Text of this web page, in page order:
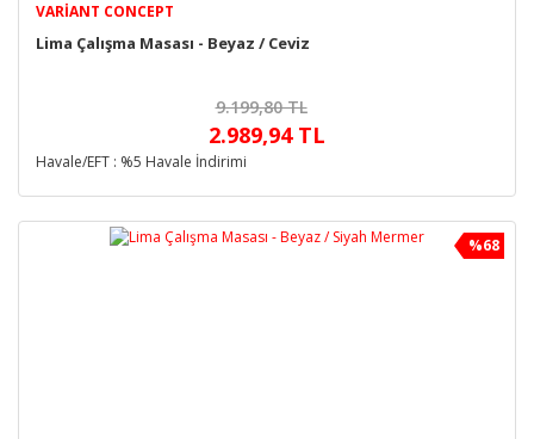
VARIANT CONCEPT
Lima Çalışma Masası - Beyaz / Ceviz
9.199,80 TL
2.989,94 TL
Havale/EFT : %5 Havale İndirimi
%68